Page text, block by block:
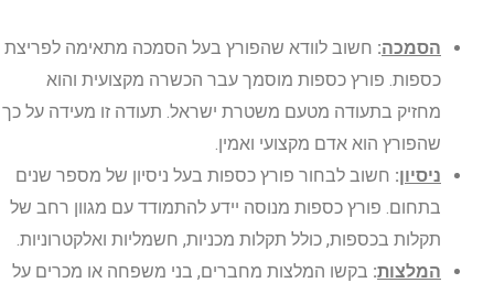
הסמכה:חשוב לוודא שהפורץ בעל הסמכה מתאימה לפריצת
כספות. פורץ כספות מוסמך עבר הכשרה מקצועית והוא
מחזיק בתעודה מטעם משטרת ישראל. תעודה זו מעידה על כך
שהפורץ הוא אדם מקצועי ואמין.
ניסיון:חשוב לבחור פורץ כספות בעל ניסיון של מספר שנים
בתחום. פורץ כספות מנוסה יידע להתמודד עם מגוון רחב של
תקלות בכספות, כולל תקלות מכניות, חשמליות ואלקטרוניות.
המלצות:בקשו המלצות מחברים, בני משפחה או מכרים על